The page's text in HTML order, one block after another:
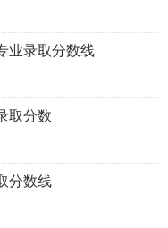
业录取分数线
取分数
分数线